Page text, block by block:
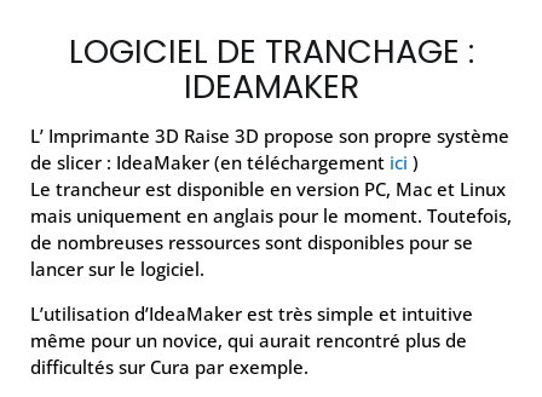
LOGICIEL DE TRANCHAGE :
IDEAMAKER
L’ Imprimante 3D Raise 3D propose son propre système
de slicer : IdeaMaker (en téléchargement ici )
Le trancheur est disponible en version PC, Mac et Linux
mais uniquement en anglais pour le moment. Toutefois,
de nombreuses ressources sont disponibles pour se
lancer sur le logiciel.
L’utilisation d’IdeaMaker est très simple et intuitive
même pour un novice, qui aurait rencontré plus de
difficultés sur Cura par exemple.